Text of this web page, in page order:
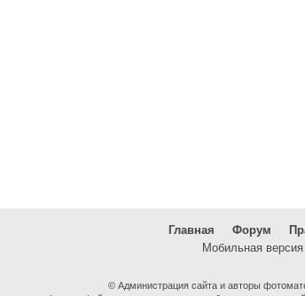
Главная Форум
Мобильная версия
© Администрация сайта и авторы